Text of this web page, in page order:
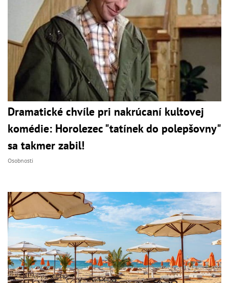
Dramatické chvíle pri nakrúcaní kultovej
komédie: Horolezec "tatínek do polepšovny"
sa takmer zabil!
Osobnosti